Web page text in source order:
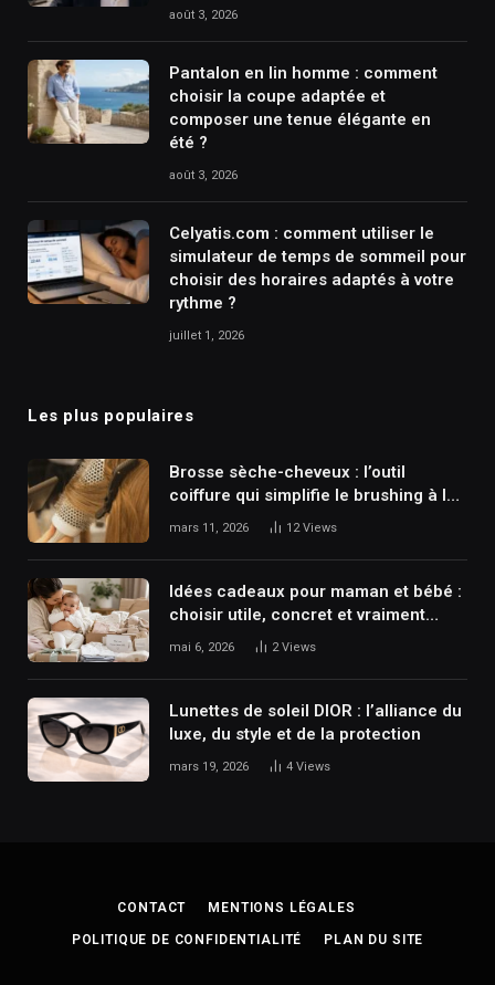
août 3, 2026
Pantalon en lin homme : comment
choisir la coupe adaptée et
composer une tenue élégante en
été ?
août 3, 2026
Celyatis.com : comment utiliser le
simulateur de temps de sommeil pour
choisir des horaires adaptés à votre
rythme ?
juillet 1, 2026
Les plus populaires
Brosse sèche-cheveux : l’outil
coiffure qui simplifie le brushing à la
maison
mars 11, 2026 12Views
Idées cadeaux pour maman et bébé :
choisir utile, concret et vraiment
apprécié
mai 6, 2026 2Views
Lunettes de soleil DIOR : l’alliance du
luxe, du style et de la protection
mars 19, 2026 4 Views
CONTACT MENTIONS LÉGALES
POLITIQUE DE CONFIDENTIALITÉ PLAN DU SITE